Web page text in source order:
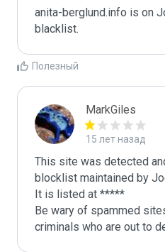
anita-berglund.info is on
blacklist.
Полезный
MarkGiles
15 лет назад
This site was detected
blocklist maintained by
It is listed at *****
Be wary of spammed
criminals who are out to